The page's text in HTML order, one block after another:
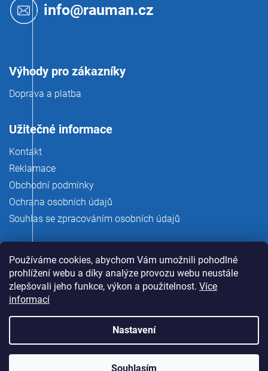
Používáme cookies, abychom Vám umožnili pohodlné
prohlížení webu a díky analýze provozu webu neustále
zlepšovali jeho funkce, výkon a použitelnost. Více
informací
Nastavení
Souhlasím
info@rauman.cz
Výhody pro zákazníky
Doprava a platba
Užitečné informace
Kontakt
Reklamace
Obchodní podmínky
Ochrana osobních údajů
Souhlas se zpracováním osobních údajů
Copyright 2026rauman.cz. Všechna práva vyhrazena.